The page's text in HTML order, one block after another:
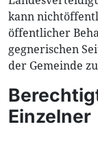
kann
öffentlicher
gegnerischen
der Gemeinde
Einzelner